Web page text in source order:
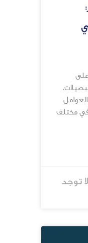
على
في مختلف
لا توجد